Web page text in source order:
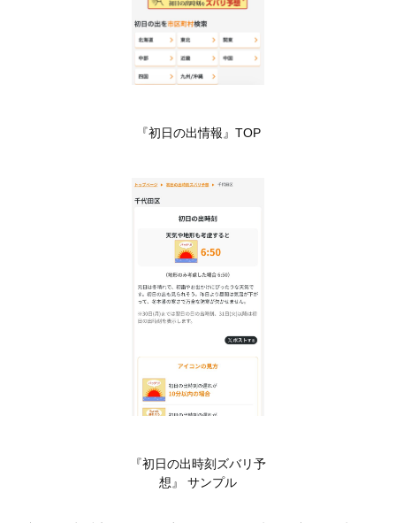
『初日の出情報』TOP
『初日の出時刻ズバリ予
想』 サンプル